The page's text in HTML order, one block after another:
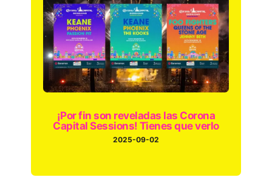
¡Por fin son reveladas las Corona
Capital Sessions! Tienes que verlo
2025-09-02